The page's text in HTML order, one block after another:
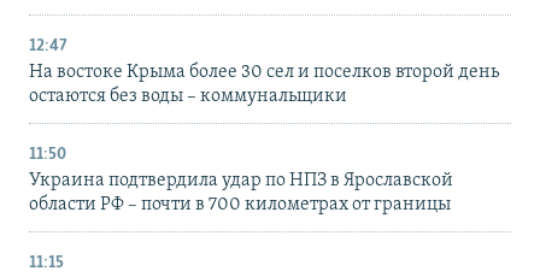
12:47
На востоке Крыма более 30 сел и поселков второй день
остаются без воды – коммунальщики
11:50
Украина подтвердила удар по НПЗ в Ярославской
области РФ – почти в 700 километрах от границы
11:15